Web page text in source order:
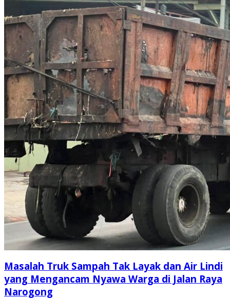
Masalah Truk Sampah Tak Layak dan Air Lindi
yang Mengancam Nyawa Warga di Jalan Raya
Narogong